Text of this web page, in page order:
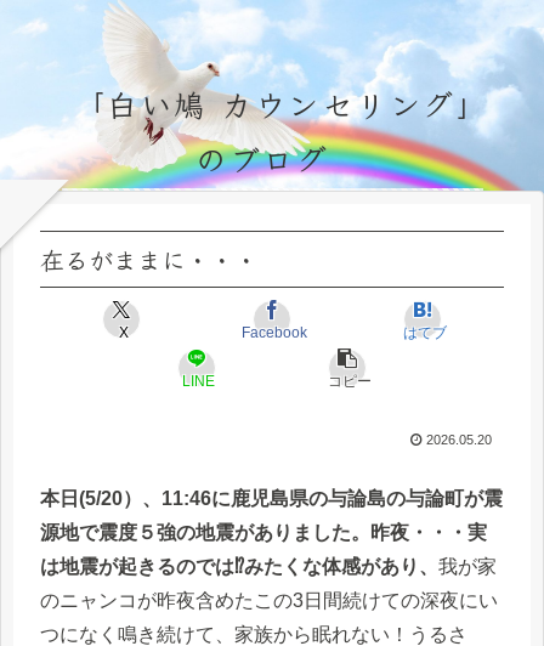
「白い鳩 カウンセリング」
のブログ
在るがままに・・・
X Facebook はてブ
LINE コピー
2026.05.20
本日(5/20）、11:46に鹿児島県の与論島の与論町が震
源地で震度５強の地震がありました。昨夜・・・実
は地震が起きるのでは⁉みたくな体感があり、 我が家
のニャンコが昨夜含めたこの3日間続けての深夜にい
つになく鳴き続けて、家族から眠れない！うるさ